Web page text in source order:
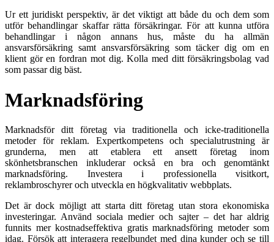
Ur ett juridiskt perspektiv, är det viktigt att både du och dem som
utför behandlingar skaffar rätta försäkringar. För att kunna utföra
behandlingar i någon annans hus, måste du ha allmän
ansvarsförsäkring samt ansvarsförsäkring som täcker dig om en
klient gör en fordran mot dig. Kolla med ditt försäkringsbolag vad
som passar dig bäst.
Marknadsföring
Marknadsför ditt företag via traditionella och icke-traditionella
metoder för reklam. Expertkompetens och specialutrustning är
grunderna, men att etablera ett ansett företag inom
skönhetsbranschen inkluderar också en bra och genomtänkt
marknadsföring. Investera i professionella visitkort,
reklambroschyrer och utveckla en högkvalitativ webbplats.
Det är dock möjligt att starta ditt företag utan stora ekonomiska
investeringar. Använd sociala medier och sajter – det har aldrig
funnits mer kostnadseffektiva gratis marknadsföring metoder som
idag. Försök att interagera regelbundet med dina kunder och se till